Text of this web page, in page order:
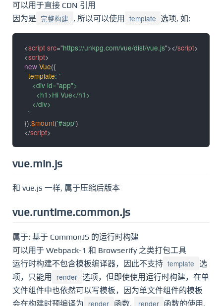
可以用于直接 CDN 引用
因为是 完整构建 , 所以可以使用 template 选项, 如:
<script src="https://unkpg.com/vue/dist/vue.js"></script>
<script>
new Vue({
template: `
    <div id="app">
      <h1>Hi Vue</h1>
    </div>
`
}).$mount('#app')
</script>
vue.min.js
和 vue.js 一样, 属于压缩后版本
vue.runtime.common.js
属于: 基于 CommonJS 的运行时构建
可以用于 Webpack-1 和 Browserify 之类打包工具
运行时构建不包含模板编译器，因此不支持 template
选
项，只能用
render 选项，但即使使用运行时构建，在单
文件组件中也依然可以写模板，因为单文件组件的模板
会在构建时预编译为 render 函数, render 函数的使用,